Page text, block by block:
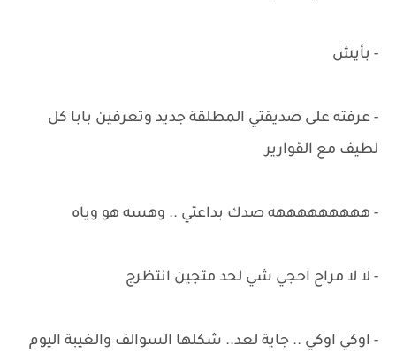
- بأيش
- عرفته على صديقتي المطلقة جديد وتعرفين بابا كل
لطيف مع القوارير
- هههههههههه صدك بداعتي .. وهسه هو وياه
- لا لا مراح احجي شي لحد متجين انتظرج
- اوكي اوكي .. جاية لعد.. شكلها السوالف والغيبة اليوم